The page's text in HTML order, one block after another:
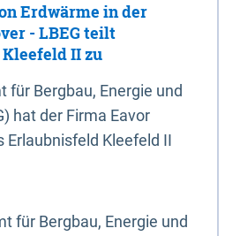
Erdwärme in der
- LBEG teilt
II zu
für Bergbau, Energie und
hat der Firma Eavor
Erlaubnisfeld Kleefeld II
für Bergbau, Energie und